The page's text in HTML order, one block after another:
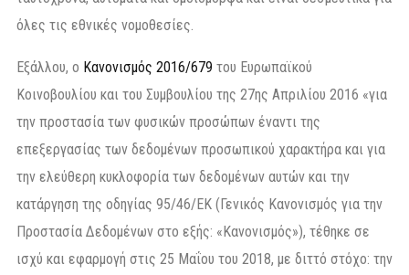
όλες τις εθνικές νομοθεσίες.
Εξάλλου, ο Κανονισμός 2016/679 του Ευρωπαϊκού
Κοινοβουλίου και του Συμβουλίου της 27ης Απριλίου 2016 «για
την προστασία των φυσικών προσώπων έναντι της
επεξεργασίας των δεδομένων προσωπικού χαρακτήρα και για
την ελεύθερη κυκλοφορία των δεδομένων αυτών και την
κατάργηση της οδηγίας 95/46/ΕΚ (Γενικός Κανονισμός για την
Προστασία Δεδομένων στο εξής: «Κανονισμός»), τέθηκε σε
ισχύ και εφαρμογή στις 25 Μαΐου του 2018, με διττό στόχο: την